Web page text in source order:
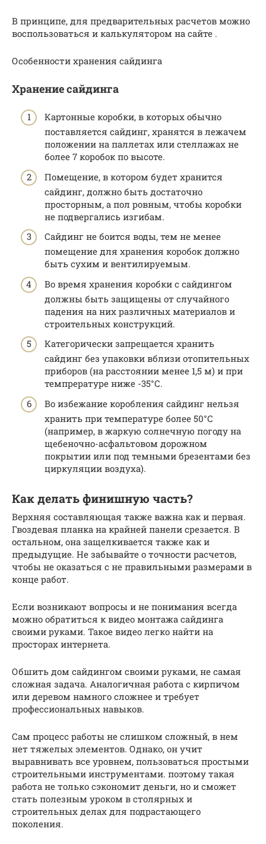
В принципе, для предварительных расчетов можно
воспользоваться и калькулятором на сайте .
Особенности хранения сайдинга
Хранение сайдинга
Картонные коробки, в которых обычно
поставляется сайдинг, хранятся в лежачем
положении на паллетах или стеллажах не
более 7 коробок по высоте.
Помещение, в котором будет хранится
сайдинг, должно быть достаточно
просторным, а пол ровным, чтобы коробки
не подвергались изгибам.
Сайдинг не боится воды, тем не менее
помещение для хранения коробок должно
быть сухим и вентилируемым.
Во время хранения коробки с сайдингом
должны быть защищены от случайного
падения на них различных материалов и
строительных конструкций.
Категорически запрещается хранить
сайдинг без упаковки вблизи отопительных
приборов (на расстоянии менее 1,5 м) и при
темпрературе ниже -35°С.
Во избежание коробления сайдинг нельзя
хранить при температуре более 50°С
(например, в жаркую солнечную погоду на
щебеночно-асфальтовом дорожном
покрытии или под темными брезентами без
циркуляции воздуха).
Как делать финишную часть?
Верхняя составляющая также важна как и первая.
Гвоздевая планка на крайней панели срезается. В
остальном, она защелкивается также как и
предыдущие. Не забывайте о точности расчетов,
чтобы не оказаться с не правильными размерами в
конце работ.
Если возникают вопросы и не понимания всегда
можно обратиться к видео монтажа сайдинга
своими руками. Такое видео легко найти на
просторах интернета.
Обшить дом сайдингом своими руками, не самая
сложная задача. Аналогичная работа с кирпичом
или деревом намного сложнее и требует
профессиональных навыков.
Сам процесс работы не слишком сложный, в нем
нет тяжелых элементов. Однако, он учит
выравнивать все уровнем, пользоваться простыми
строительными инструментами. поэтому такая
работа не только сэкономит деньги, но и сможет
стать полезным уроком в столярных и
строительных делах для подрастающего
поколения.